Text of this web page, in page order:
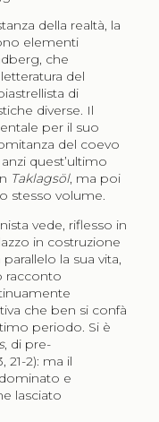
della realtà, la
elementi
che
del
di
diverse. Il
per il suo
del coevo
quest’ultimo
Taklagsöl, ma poi
stesso volume.
vede, riflesso in
in costruzione
la sua vita,
racconto
che ben si confà
periodo. Si è
, di pre-
2): ma il
e
lasciato